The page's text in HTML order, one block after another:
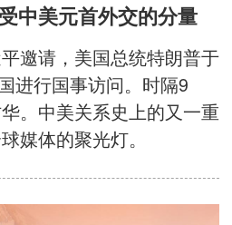
中美元首外交的分量
邀请，美国总统特朗普于
进行国事访问。时隔9
。中美关系史上的又一重
媒体的聚光灯。